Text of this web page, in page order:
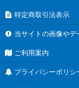
[BSC51] ディーバブー
[BSC50] アニメブース
[BS74] 契約編:環 第3章
特定商取引法表示
当サイトの画像や
ご利用案内
プライバシーポリシ